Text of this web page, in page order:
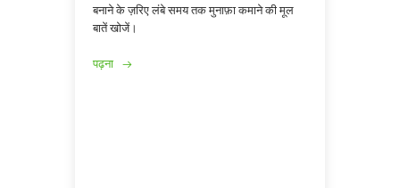
बनाने के ज़रिए लंबे समय तक मुनाफ़ा कमाने की मूल
बातें खोजें।
पढ़ना